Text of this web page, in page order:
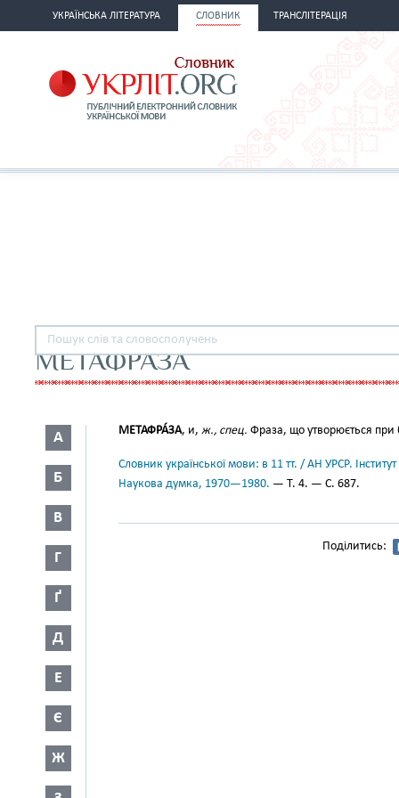
УКРАЇНСЬКА ЛІТЕРАТУРА СЛОВНИК ТРАНСЛІТЕРАЦІЯ
МЕТАФРАЗА
А
Б
В
Г
Ґ
Д
Е
Є
Ж
МЕТАФРА́ЗА, и, ж., спец. Фраза, що утворюється при
Словник української мови: в 11 тт. / АН УРСР.
Наукова думка, 1970—1980. — Т. 4. — С. 687.
Поділитись: